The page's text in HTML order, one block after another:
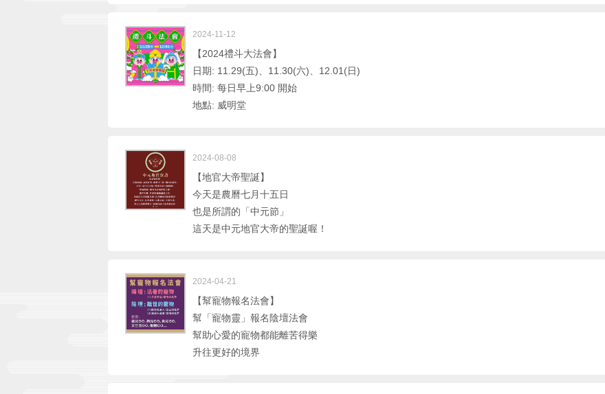
2024-11-12
【2024禮斗大法會】
日期: 11.29(五)、11.30(六)、12.01(日)
時間: 每日早上9:00 開始
地點: 威明堂
2024-08-08
【地官大帝聖誕】
今天是農曆七月十五日
也是所謂的「中元節」
這天是中元地官大帝的聖誕喔！
2024-04-21
【幫寵物報名法會】
幫「寵物靈」報名陰壇法會
幫助心愛的寵物都能離苦得樂
升往更好的境界